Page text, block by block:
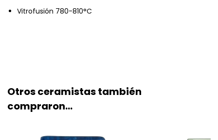
Vitrofusión 780-810°C
Otros ceramistas también
compraron...